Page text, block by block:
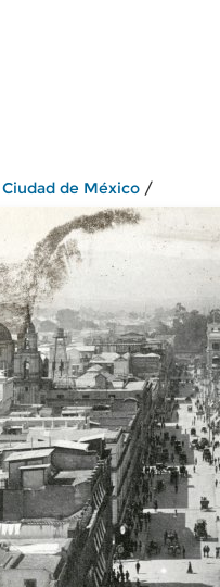
Ciudad de México /